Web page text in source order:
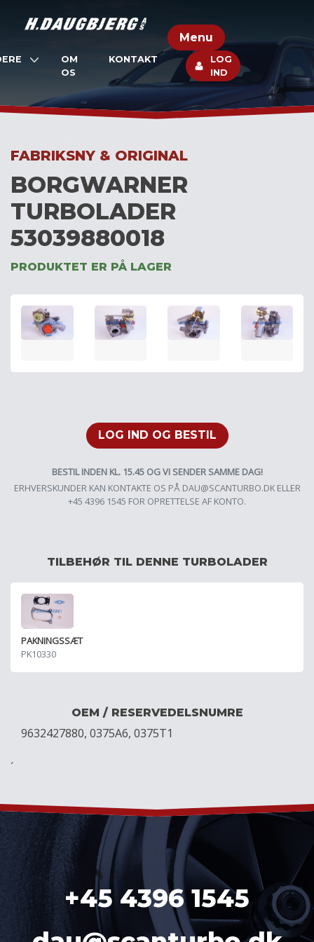
Menu
OM
OS
KONTAKT
LOG
IND
FABRIKSNY & ORIGINAL
BORGWARNER
TURBOLADER
53039880018
PRODUKTET ER PÅ LAGER
LOG IND OG BESTIL
BESTIL INDEN KL. 15.45 OG VI SENDER SAMME DAG!
ERHVERSKUNDER KAN KONTAKTE OS PÅ DAU@SCANTURBO.DKELLER
+45 4396 1545 FOR OPRETTELSE AF KONTO.
TILBEHØR TIL DENNE TURBOLADER
PAKNINGSSÆT
PK10330
OEM / RESERVEDELSNUMRE
9632427880, 0375A6, 0375T1
´
+45 4396 1545